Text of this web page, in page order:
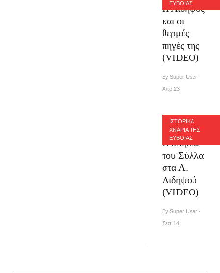
ΕΥΒΟΙΑΣ
Η Αιδηψός
και οι
θερμές
πηγές της
(VIDEO)
By Super User -
Απρ.23
ΙΣΤΟΡΙΚΑ
ΧΝΑΡΙΑ ΤΗΣ
ΕΥΒΟΙΑΣ
Η σπηλιά
του Σύλλα
στα Λ.
Αιδηψού
(VIDEO)
By Super User -
Σεπ.14